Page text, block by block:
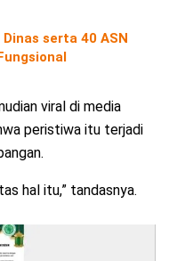
serta 40 ASN
viral di media
peristiwa itu terjadi
hal itu,” tandasnya.